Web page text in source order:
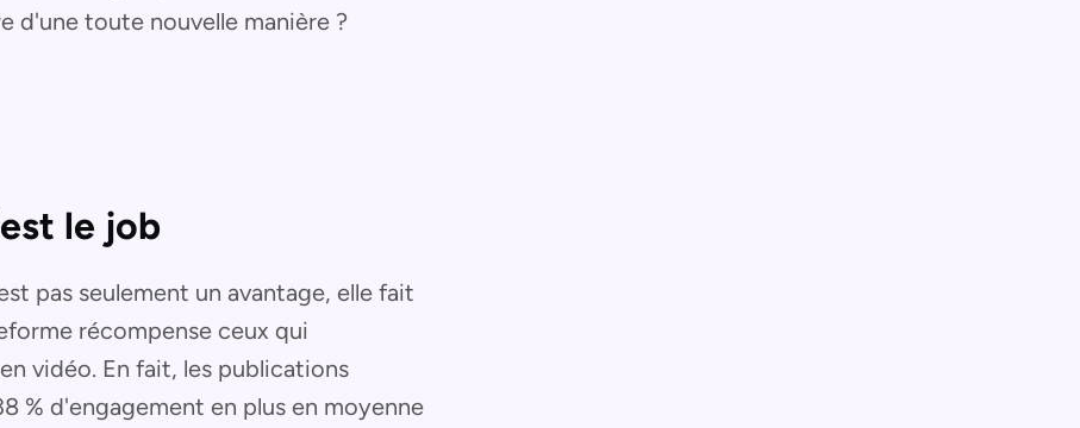
d'une toute nouvelle manière ?
le job
pas seulement un avantage, elle fait
récompense ceux qui
vidéo. En fait, les publications
% d'engagement en plus en moyenne